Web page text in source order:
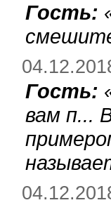
Гость:
Гость:
вам п...